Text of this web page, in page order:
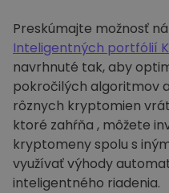
Preskúmajte možnosť
Inteligentných portfólií
navrhnuté tak, aby
pokročilých algoritmov
rôznych kryptomien
ktoré zahŕňa , môžete
kryptomeny spolu s
využívať výhody
inteligentného riadenia.